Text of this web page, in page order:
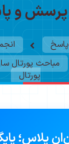
پرسش و
مباحث پورتال
پورتال
پلاس؛